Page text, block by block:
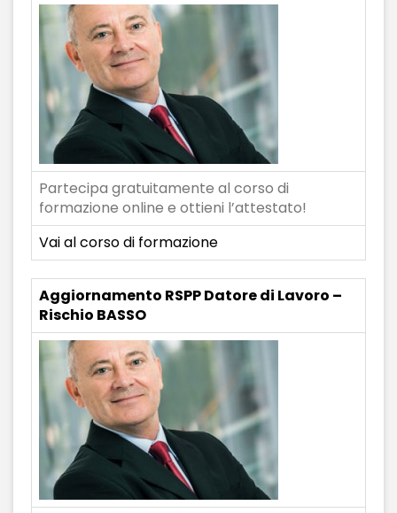
Partecipa gratuitamente al corso di
formazione online e ottieni l’attestato!
Vai al corso di formazione
Aggiornamento RSPP Datore di Lavoro –
Rischio BASSO